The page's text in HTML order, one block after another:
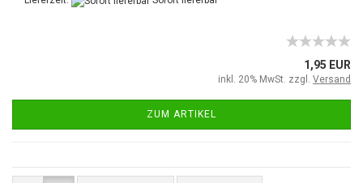
1,95 EUR
inkl. 20% MwSt. zzgl. Versand
ZUM ARTIKEL